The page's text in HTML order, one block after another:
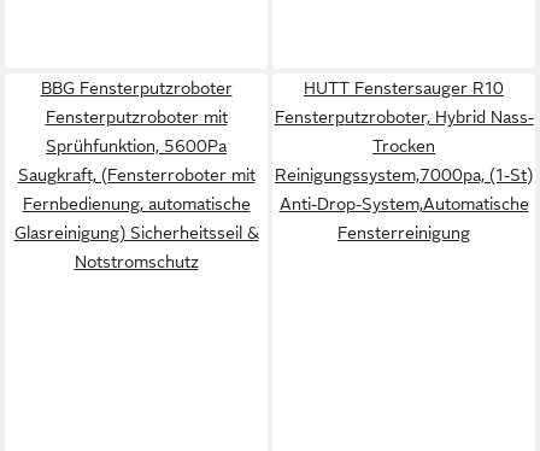
BBG Fensterputzroboter
Fensterputzroboter mit
Sprühfunktion, 5600Pa
Saugkraft, (Fensterroboter mit
Fernbedienung, automatische
Glasreinigung) Sicherheitsseil &
Notstromschutz
HUTT Fenstersauger R10
Fensterputzroboter, Hybrid Nass-
Trocken
Reinigungssystem,7000pa, (1-St)
Anti-Drop-System,Automatische
Fensterreinigung